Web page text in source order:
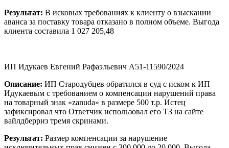
Результат: В исковых требованиях к клиенту о взыскании
аванса за поставку товара отказано в полном объеме. Выгода
клиента составила 1 027 205,48
ИП Идукаев Евгений Рафаэльевич А51-11590/2024
Описание: ИП Стародубцев обратился в суд с иском к ИП
Идукаевым с требованием о компенсации нарушений права
на товарный знак «zanuda» в размере 500 т.р. Истец
зафиксировал что Ответчик использовал его ТЗ на сайте
вайлдберриз тремя скринами.
Результат: Размер компенсации за нарушение